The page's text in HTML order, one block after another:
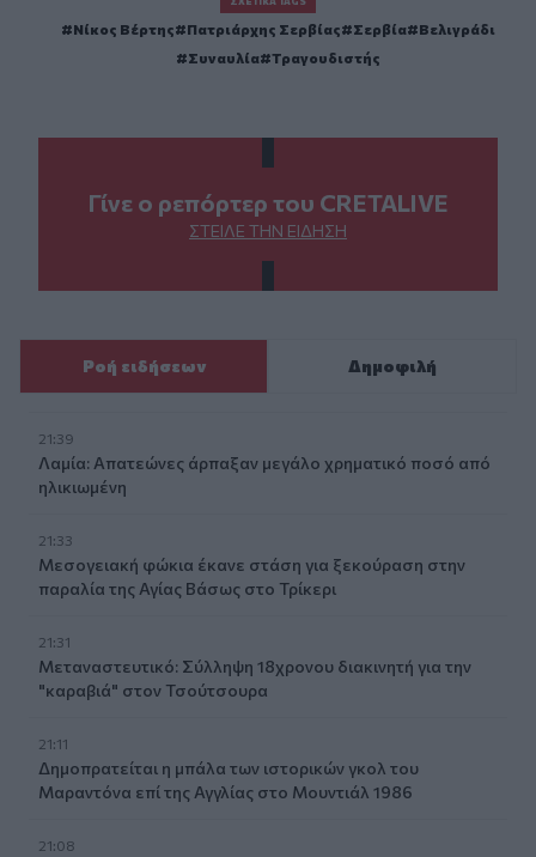
Νίκος Βέρτης Πατριάρχης Σερβίας Σερβία
Βελιγράδι
Συναυλία
Τραγουδιστής
Γίνε ο ρεπόρτερ του CRETALIVE
ΣΤΕΊΛΕ ΤΗΝ ΕΊΔΗΣΗ
Ροή ειδήσεων Δημοφιλή
21:39
Λαμία: Απατεώνες άρπαξαν μεγάλο χρηματικό ποσό από
ηλικιωμένη
21:33
Μεσογειακή φώκια έκανε στάση για ξεκούραση στην
παραλία της Αγίας Βάσως στο Τρίκερι
21:31
Μεταναστευτικό: Σύλληψη 18χρονου διακινητή για την
"καραβιά" στον Τσούτσουρα
21:11
Δημοπρατείται η μπάλα των ιστορικών γκολ του
Μαραντόνα επί της Αγγλίας στο Μουντιάλ 1986
21:08